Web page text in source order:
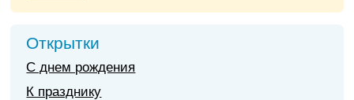
Открытки
С днем рождения
К празднику